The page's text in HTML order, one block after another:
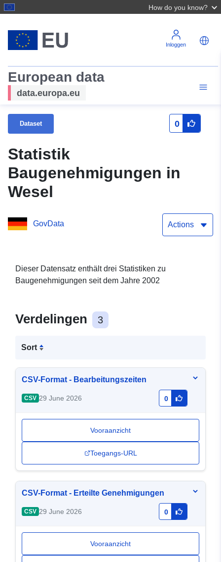
How do you know?
Inloggen
European data
data.europa.eu
Dataset 0
Statistik
Baugenehmigungen in
Wesel
GovData Actions
Dieser Datensatz enthält drei Statistiken zu
Baugenehmigungen seit dem Jahre 2002
Verdelingen 3
Sort
CSV-Format - Bearbeitungszeiten
CSV 29 June 2026 0
Vooraanzicht
Toegangs-URL
CSV-Format - Erteilte Genehmigungen
CSV 29 June 2026 0
Vooraanzicht